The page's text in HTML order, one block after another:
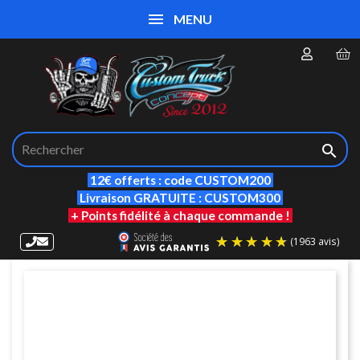

12€ offerts : code CUSTOM200
Livraison GRATUITE : CUSTOM300
+ Points fidélité à chaque commande !
MENU